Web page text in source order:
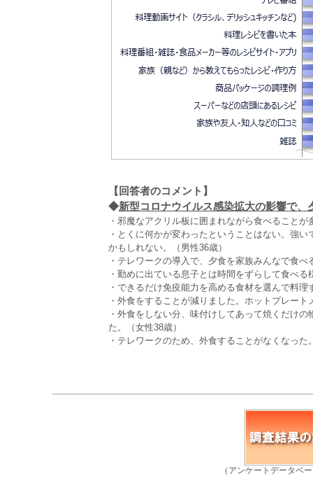
【回答者のコメント】
◆新型コロナウイルス感染拡大の影響で
・邪魔なアクリル板に囲まれながら食べることが
・とくに何かが変わったということはない。強
かもしれない。（男性36歳）
・テレワークの導入で、夕食を家族みんなで食
・勤めに出ている息子とは時間をずらして食べ
・できるだけ免疫能力を高める食材を選んで料
・外食をすることが減りました。ホットプレー
・外食をしない分、味付けしてあって焼くだけ
た。（女性38歳）
・テレワークのため、外食することがなくなっ
（アンケートデータベ